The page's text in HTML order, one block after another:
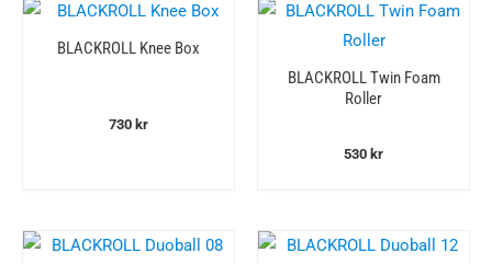
BLACKROLL Knee Box
730 kr
BLACKROLL Twin Foam
Roller
530 kr